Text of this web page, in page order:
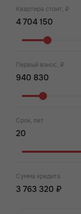
Квартира стоит, ₽
Первый взнос, ₽
Срок, лет
Сумма кредита
3 763 320 ₽